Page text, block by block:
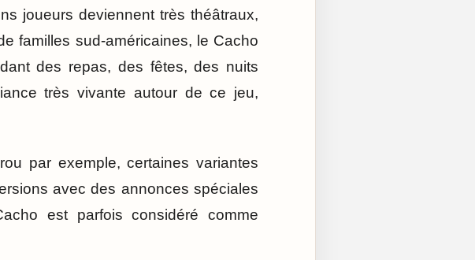
joueurs deviennent très théâtraux,
familles sud-américaines, le Cacho
des repas, des fêtes, des nuits
très vivante autour de ce jeu,
par exemple, certaines variantes
avec des annonces spéciales
est parfois considéré comme